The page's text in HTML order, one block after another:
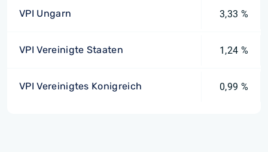
VPI Ungarn 3,33 %
VPI Vereinigte Staaten 1,24 %
VPI Vereinigtes Konigreich 0,99 %